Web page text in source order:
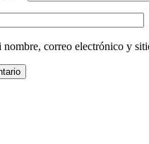
nombre, correo electrónico y